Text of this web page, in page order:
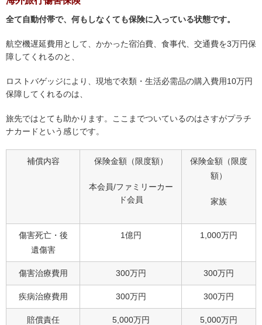
全て自動付帯で、何もしなくても保険に入っている状態です。
航空機遅延費用として、かかった宿泊費、食事代、交通費を3万円保
障してくれるのと、
ロストバゲッジにより、現地で衣類・生活必需品の購入費用10万円
保障してくれるのは、
旅先ではとても助かります。ここまでついているのはさすがプラチ
ナカードという感じです。
補償内容 保険金額（限度額）
本会員/ファミリーカー
ド会員
保険金額（限度
額）
家族
傷害死亡・後
遺傷害
1億円 1,000万円
傷害治療費用 300万円 300万円
疾病治療費用 300万円 300万円
賠償責任 5,000万円 5,000万円